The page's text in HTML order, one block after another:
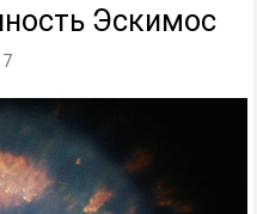
Эскимос